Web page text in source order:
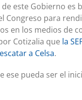
de este Gobierno
Congreso para
en los medios de
Cotizalia que la
a Celsa.
ese pueda ser el